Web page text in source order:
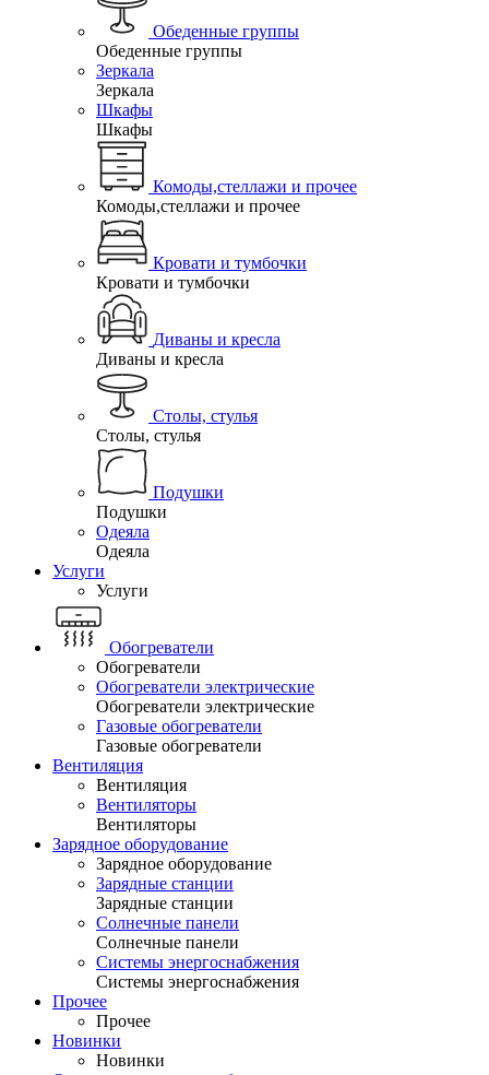
Обеденные группы
Обеденные группы
Зеркала
Зеркала
Шкафы
Шкафы
Комоды,стеллажи и прочее
Комоды,стеллажи и прочее
Кровати и тумбочки
Кровати и тумбочки
Диваны и кресла
Диваны и кресла
Столы, стулья
Столы, стулья
Подушки
Подушки
Одеяла
Одеяла
Услуги
Услуги
Обогреватели
Обогреватели
Обогреватели электрические
Обогреватели электрические
Газовые обогреватели
Газовые обогреватели
Вентиляция
Вентиляция
Вентиляторы
Вентиляторы
Зарядное оборудование
Зарядное оборудование
Зарядные станции
Зарядные станции
Солнечные панели
Солнечные панели
Системы энергоснабжения
Системы энергоснабжения
Прочее
Прочее
Новинки
Новинки